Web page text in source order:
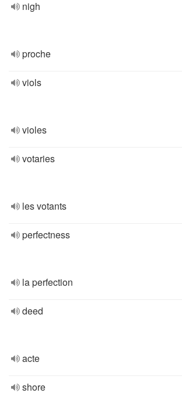
nigh
proche
viols
violes
votaries
les votants
perfectness
la perfection
deed
acte
shore